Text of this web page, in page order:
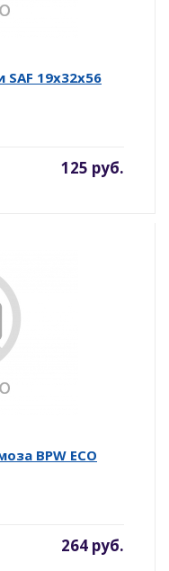
19x32x56
125 руб.
BPW ECO
264 руб.